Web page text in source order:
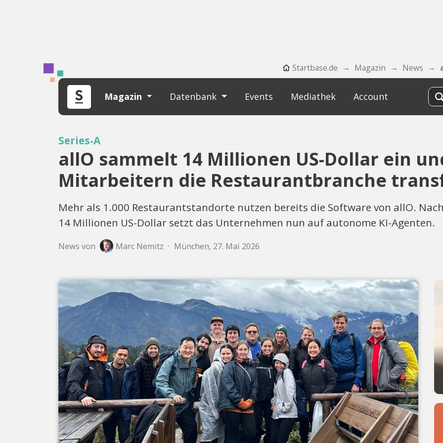
Startbase.de Magazin News
Magazin Datenbank Events Mediathek Account
Series-A
allO sammelt 14 Millionen US-Dollar ein
Mitarbeitern die Restaurantbranche
Mehr als 1.000 Restaurantstandorte nutzen bereits die Software von allO.
14 Millionen US-Dollar setzt das Unternehmen nun auf autonome KI-Agenten.
News von Marc Nemitz · München, 27. Mai 2026